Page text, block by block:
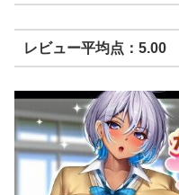
レビュー平均点：5.00